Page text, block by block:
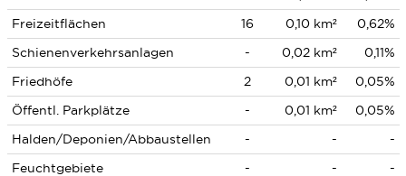
Freizeitflächen
16 0,10 km²
0,62%
Schienenverkehrsanlagen
- 0,02 km²
0,11%
Friedhöfe
2 0,01 km²
0,05%
Öffentl. Parkplätze
- 0,01 km²
0,05%
Halden/Deponien/Abbaustellen
- -
-
Feuchtgebiete
- - -